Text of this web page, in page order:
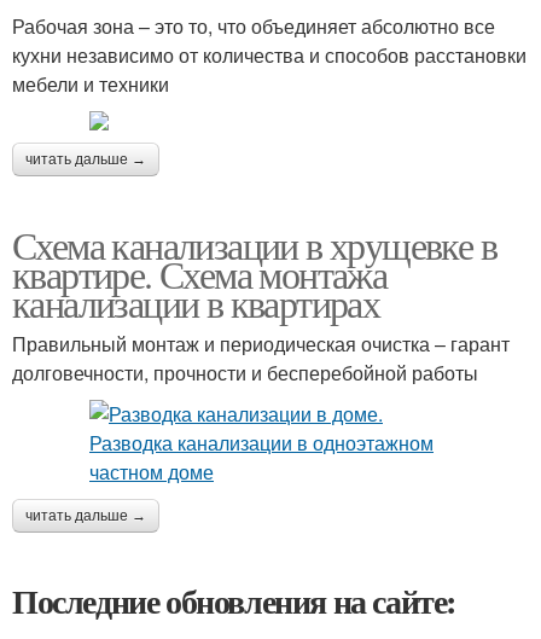
Рабочая зона – это то, что объединяет абсолютно все
кухни независимо от количества и способов расстановки
мебели и техники
читать дальше →
Схема канализации в хрущевке в
квартире. Схема монтажа
канализации в квартирах
Правильный монтаж и периодическая очистка – гарант
долговечности, прочности и бесперебойной работы
читать дальше →
Последние обновления на сайте: